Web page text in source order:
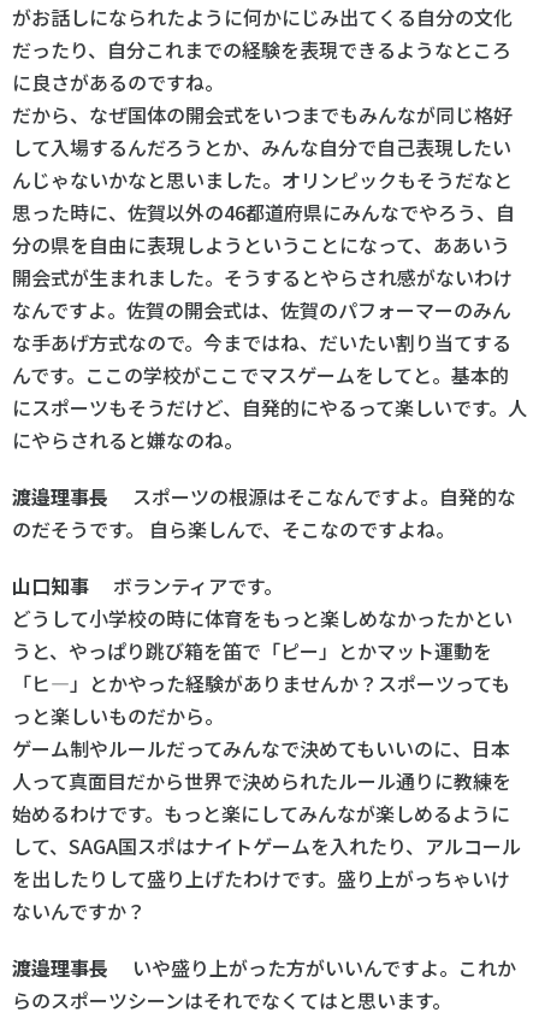
がお話しになられたように何かにじみ出てくる自分の文化
だったり、自分これまでの経験を表現できるようなところ
に良さがあるのですね。
だから、なぜ国体の開会式をいつまでもみんなが同じ格好
して入場するんだろうとか、みんな自分で自己表現したい
んじゃないかなと思いました。オリンピックもそうだなと
思った時に、佐賀以外の46都道府県にみんなでやろう、自
分の県を自由に表現しようということになって、ああいう
開会式が生まれました。そうするとやらされ感がないわけ
なんですよ。佐賀の開会式は、佐賀のパフォーマーのみん
な手あげ方式なので。今まではね、だいたい割り当てする
んです。ここの学校がここでマスゲームをしてと。基本的
にスポーツもそうだけど、自発的にやるって楽しいです。人
にやらされると嫌なのね。
渡邉理事長 スポーツの根源はそこなんですよ。自発的な
のだそうです。 自ら楽しんで、そこなのですよね。
山口知事 ボランティアです。
どうして小学校の時に体育をもっと楽しめなかったかとい
うと、やっぱり跳び箱を笛で「ピー」とかマット運動を
「ヒ―」とかやった経験がありませんか？スポーツっても
っと楽しいものだから。
ゲーム制やルールだってみんなで決めてもいいのに、日本
人って真面目だから世界で決められたルール通りに教練を
始めるわけです。もっと楽にしてみんなが楽しめるように
して、SAGA国スポはナイトゲームを入れたり、アルコール
を出したりして盛り上げたわけです。盛り上がっちゃいけ
ないんですか？
渡邉理事長 いや盛り上がった方がいいんですよ。これか
らのスポーツシーンはそれでなくてはと思います。